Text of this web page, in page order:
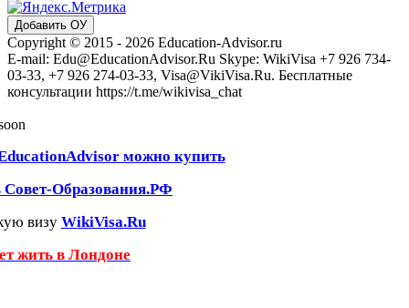
Добавить ОУ
Copyright © 2015 - 2026 Education-Advisor.ru
E-mail: Edu@EducationAdvisor.Ru Skype: WikiVisa +7 926 734-
03-33, +7 926 274-03-33, Visa@VikiVisa.Ru. Бесплатные
консультации https://t.me/wikivisa_chat
можно купить
Совет-Образования.РФ
визу WikiVisa.Ru
жить в Лондоне